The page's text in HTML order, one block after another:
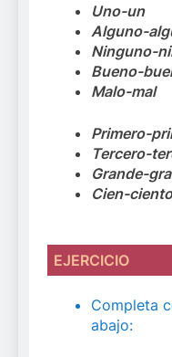
Uno-un
Alguno-
Ninguno-
Bueno-
Malo-mal
Primero-
Tercero-
Grande-
Cien-ciento
EJERCICIO
Completa
abajo: